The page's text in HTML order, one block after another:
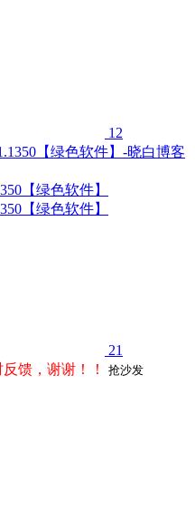
12
【绿色软件】
【绿色软件】
21
馈，谢谢！！ 抢沙发